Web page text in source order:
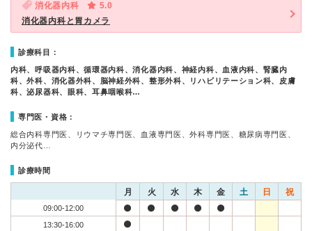
消化器内科
5.0
消化器内科と胃カメラ
診療科目：
内科、呼吸器内科、循環器内科、消化器内科、神経内科、血液内科、腎臓内
科、外科、消化器外科、脳神経外科、整形外科、リハビリテーション科、皮膚
科、泌尿器科、眼科、耳鼻咽喉科…
専門医・資格：
総合内科専門医、リウマチ専門医、血液専門医、外科専門医、糖尿病専門医、
内分泌代…
診療時間
月 火 水 木 金 土 日 祝
09:00-12:00
13:30-16:00